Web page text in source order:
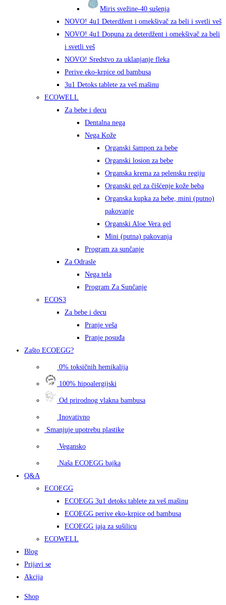
Miris svežine-40 sušenja
NOVO! 4u1 Deterdžent i omekšivač za beli i svetli veš
NOVO! 4u1 Dopuna za deterdžent i omekšivač za beli
i svetli veš
NOVO! Sredstvo za uklanjanje fleka
Perive eko-krpice od bambusa
3u1 Detoks tablete za veš mašinu
ECOWELL
Za bebe i decu
Dentalna nega
Nega Kože
Organski šampon za bebe
Organski losion za bebe
Organska krema za pelensku regiju
Organski gel za čišćenje kože beba
Organska kupka za bebe, mini (putno)
pakovanje
Organski Aloe Vera gel
Mini (putna) pakovanja
Program za sunčanje
Za Odrasle
Nega tela
Program Za Sunčanje
ECOS3
Za bebe i decu
Pranje veša
Pranje posuđa
Zašto ECOEGG?
0% toksičnih hemikalija
100% hipoalergijski
Od prirodnog vlakna bambusa
Inovativno
Smanjuje upotrebu plastike
Vegansko
Naša ECOEGG bajka
Q&A
ECOEGG
ECOEGG 3u1 detoks tablete za veš mašinu
ECOEGG perive eko-krpice od bambusa
ECOEGG jaja za sušilicu
ECOWELL
Blog
Prijavi se
Akcija
Shop